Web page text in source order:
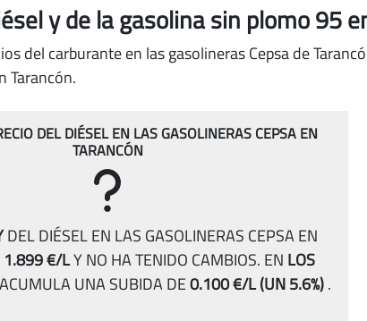
y de la gasolina sin plomo 95
del carburante en las gasolineras Cepsa de
Tarancón.
DEL DIÉSEL EN LAS GASOLINERAS CEPSA EN
TARANCÓN
DEL DIÉSEL EN LAS GASOLINERAS CEPSA EN
1.899 €/LY NO HA TENIDO CAMBIOS. EN LOS
UNA SUBIDA DE0.100 €/L(UN 5.6%).